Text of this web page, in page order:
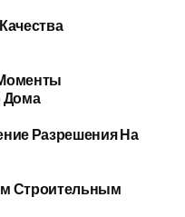
Дома
Разрешения На
Строительным